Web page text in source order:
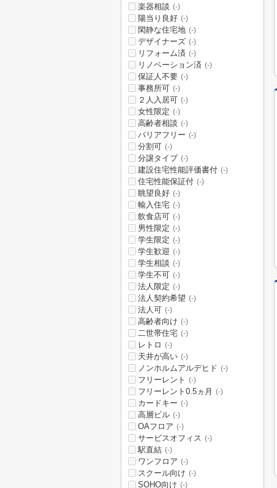
楽器相談 (-)
陽当り良好 (-)
閑静な住宅地 (-)
デザイナーズ (-)
リフォーム済 (-)
リノベーション済 (-)
保証人不要 (-)
事務所可 (-)
２人入居可 (-)
女性限定 (-)
高齢者相談 (-)
バリアフリー (-)
分割可 (-)
分譲タイプ (-)
建設住宅性能評価書付 (-)
住宅性能保証付 (-)
眺望良好 (-)
輸入住宅 (-)
飲食店可 (-)
男性限定 (-)
学生限定 (-)
学生歓迎 (-)
学生相談 (-)
学生不可 (-)
法人限定 (-)
法人契約希望 (-)
法人可 (-)
高齢者向け (-)
二世帯住宅 (-)
レトロ (-)
天井が高い (-)
ノンホルムアルデヒド (-)
フリーレント (-)
フリーレント0.5ヵ月 (-)
カードキー (-)
高層ビル (-)
OAフロア (-)
サービスオフィス (-)
駅直結 (-)
ワンフロア (-)
スクール向け (-)
SOHO向け (-)